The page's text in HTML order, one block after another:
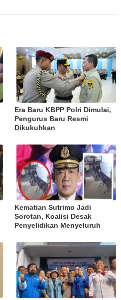
Era Baru KBPP Polri Dimulai,
Pengurus Baru Resmi
Dikukuhkan
Kematian Sutrimo Jadi
Sorotan, Koalisi Desak
Penyelidikan Menyeluruh